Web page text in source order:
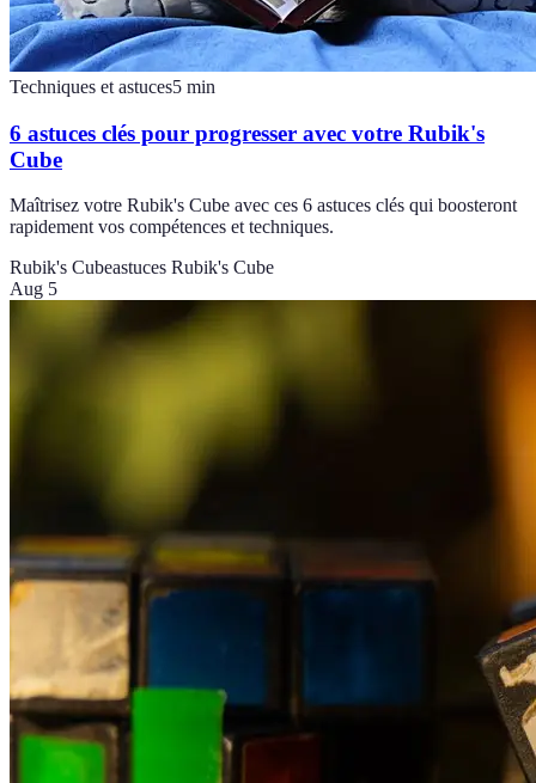
Techniques et astuces5 min
6 astuces clés pour progresser avec votre Rubik's
Cube
Maîtrisez votre Rubik's Cube avec ces 6 astuces clés qui boosteront
rapidement vos compétences et techniques.
Rubik's Cubeastuces Rubik's Cube
Aug 5